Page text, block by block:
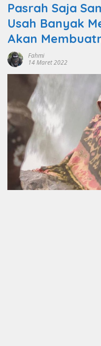
Pasrah Saja
Usah Banyak
Akan
Fahmi
14 Maret 2022